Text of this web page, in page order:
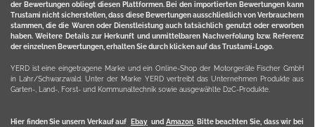
der Bewertungen obliegt diesen Plattformen. Bei den importierten Bewertungen kann
Trustami nicht sicherstellen, dass diese Bewertungen ausschließlich von Verbrauchern
stammen, die die Waren oder Dienstleistung auch tatsächlich genutzt oder erworben
haben. Weitere Details zur Herkunft und unmittelbaren Nachverfolung bzw. Referenz
der einzelnen Bewertungen, erhalten Sie durch klicken auf das Trustami-Logo.
YERD ist eine eingetragene Marke und ein Online-Shop der Motorgeräte Fischer GmbH
in Lahr/Schwarzwald. Unter der Marke YERD vertreibt das Unternehmen Produkte aus
Garten-, Land-, Forst- und Kommunaltechnik sowie ausgewählte D2C-Produkte.
Hier finden Sie unsern Verkauf auf Ebayund Amazon. Bitte beachten Sie, dass wir bei